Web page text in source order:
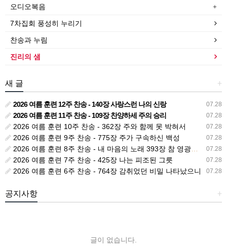
오디오복음
7차집회 풍성히 누리기
찬송과 누림
진리의 샘
+
새 글
07.28
2026 여름 훈련 12주 찬송 - 140장 사랑스런 나의 신랑
07.28
2026 여름 훈련 11주 찬송 - 109장 찬양하세 주의 승리
07.28
2026 여름 훈련 10주 찬송 - 362장 주와 함께 못 박혀서
07.28
2026 여름 훈련 9주 찬송 - 775장 주가 구속하신 백성
07.28
2026 여름 훈련 8주 찬송 - 내 마음의 노래 393장 참 영광스런 우리 왕
07.28
2026 여름 훈련 7주 찬송 - 425장 나는 피조된 그릇
07.28
2026 여름 훈련 6주 찬송 - 764장 감취었던 비밀 나타났으니
+
공지사항
글이 없습니다.